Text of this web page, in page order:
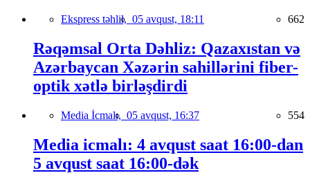
Ekspress təhlil, 05 avqust, 18:11 662
Rəqəmsal Orta Dəhliz: Qazaxıstan və
Azərbaycan Xəzərin sahillərini fiber-
optik xətlə birləşdirdi
Media İcmalı, 05 avqust, 16:37 554
Media icmalı: 4 avqust saat 16:00-dan
5 avqust saat 16:00-dək